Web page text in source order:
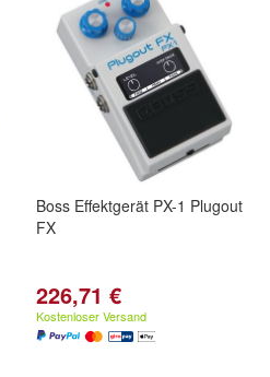
Boss Effektgerät PX-1 Plugout
FX
226,71 €
Kostenloser Versand